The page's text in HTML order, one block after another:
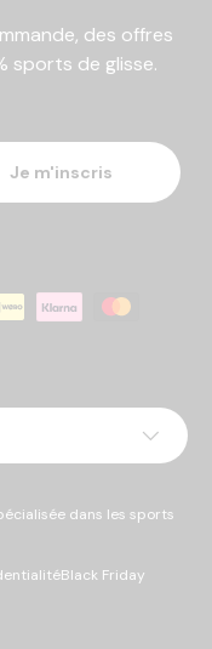
des offres
sports de glisse.
Je m'inscris
dans les sports
Black Friday